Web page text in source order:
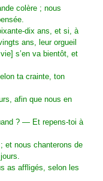
colère ; nous
dix ans, et si, à
ans, leur orgueil
s’en va bientôt, et
ta crainte, ton
afin que nous en
? — Et repens-toi à
et nous chanterons de
as affligés, selon les